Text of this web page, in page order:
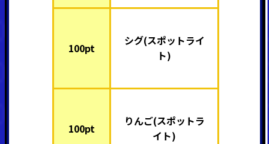
100pt
シグ(スポットライ
ト)
100pt
りんご(スポットラ
イト)